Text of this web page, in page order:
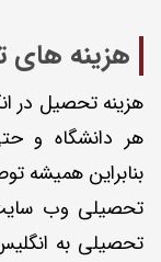
هزینه های
هزینه تحصیل در
هر دانشگاه و
بنابراین همیشه
تحصیلی وب سایت
تحصیلی به